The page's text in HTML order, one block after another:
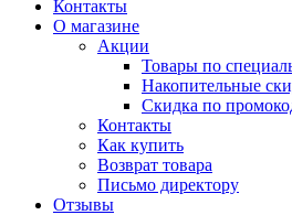
Контакты
О магазине
Акции
Товары по
Накопительные
Скидка по
Контакты
Как купить
Возврат товара
Письмо директору
Отзывы